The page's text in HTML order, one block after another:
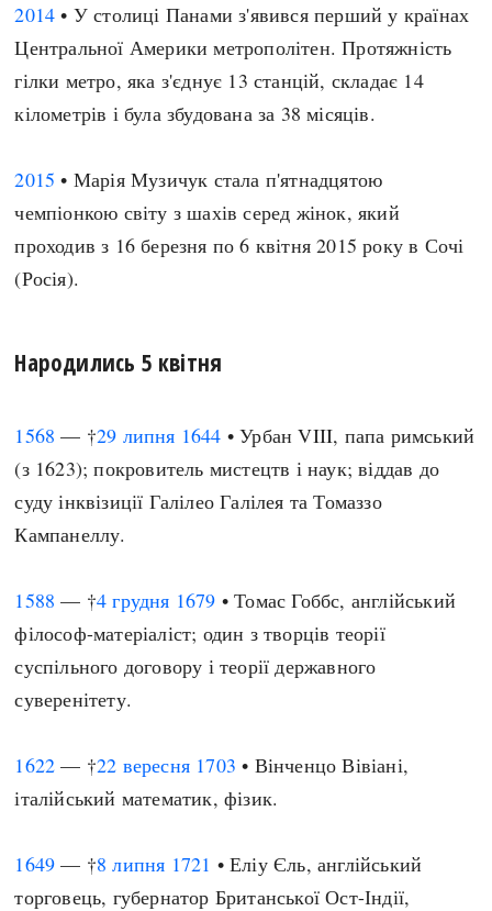
2014 • У столиці Панами з'явився перший у країнах
Центральної Америки метрополітен. Протяжність
гілки метро, яка з'єднує 13 станцій, складає 14
кілометрів і була збудована за 38 місяців.
2015 • Марія Музичук стала п'ятнадцятою
чемпіонкою світу з шахів серед жінок, який
проходив з 16 березня по 6 квітня 2015 року в Сочі
(Росія).
Народились 5 квітня
1568 — †29 липня 1644 • Урбан VIII, папа римський
(з 1623); покровитель мистецтв і наук; віддав до
суду інквізиції Галілео Галілея та Томаззо
Кампанеллу.
1588 — †4 грудня 1679 • Томас Гоббс, англійський
філософ-матеріаліст; один з творців теорії
суспільного договору і теорії державного
суверенітету.
1622 — †22 вересня 1703 • Вінченцо Вівіані,
італійський математик, фізик.
1649 — †8 липня 1721 • Еліу Єль, англійський
торговець, губернатор Британської Ост-Індії,